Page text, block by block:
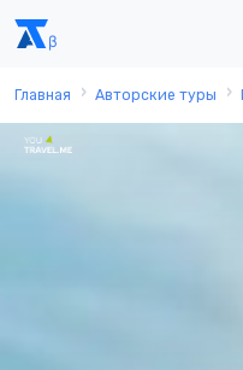
Главная Авторские туры